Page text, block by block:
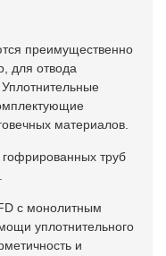
преимущественно
для отвода
материалов.
труб
с монолитным
уплотнительного
и